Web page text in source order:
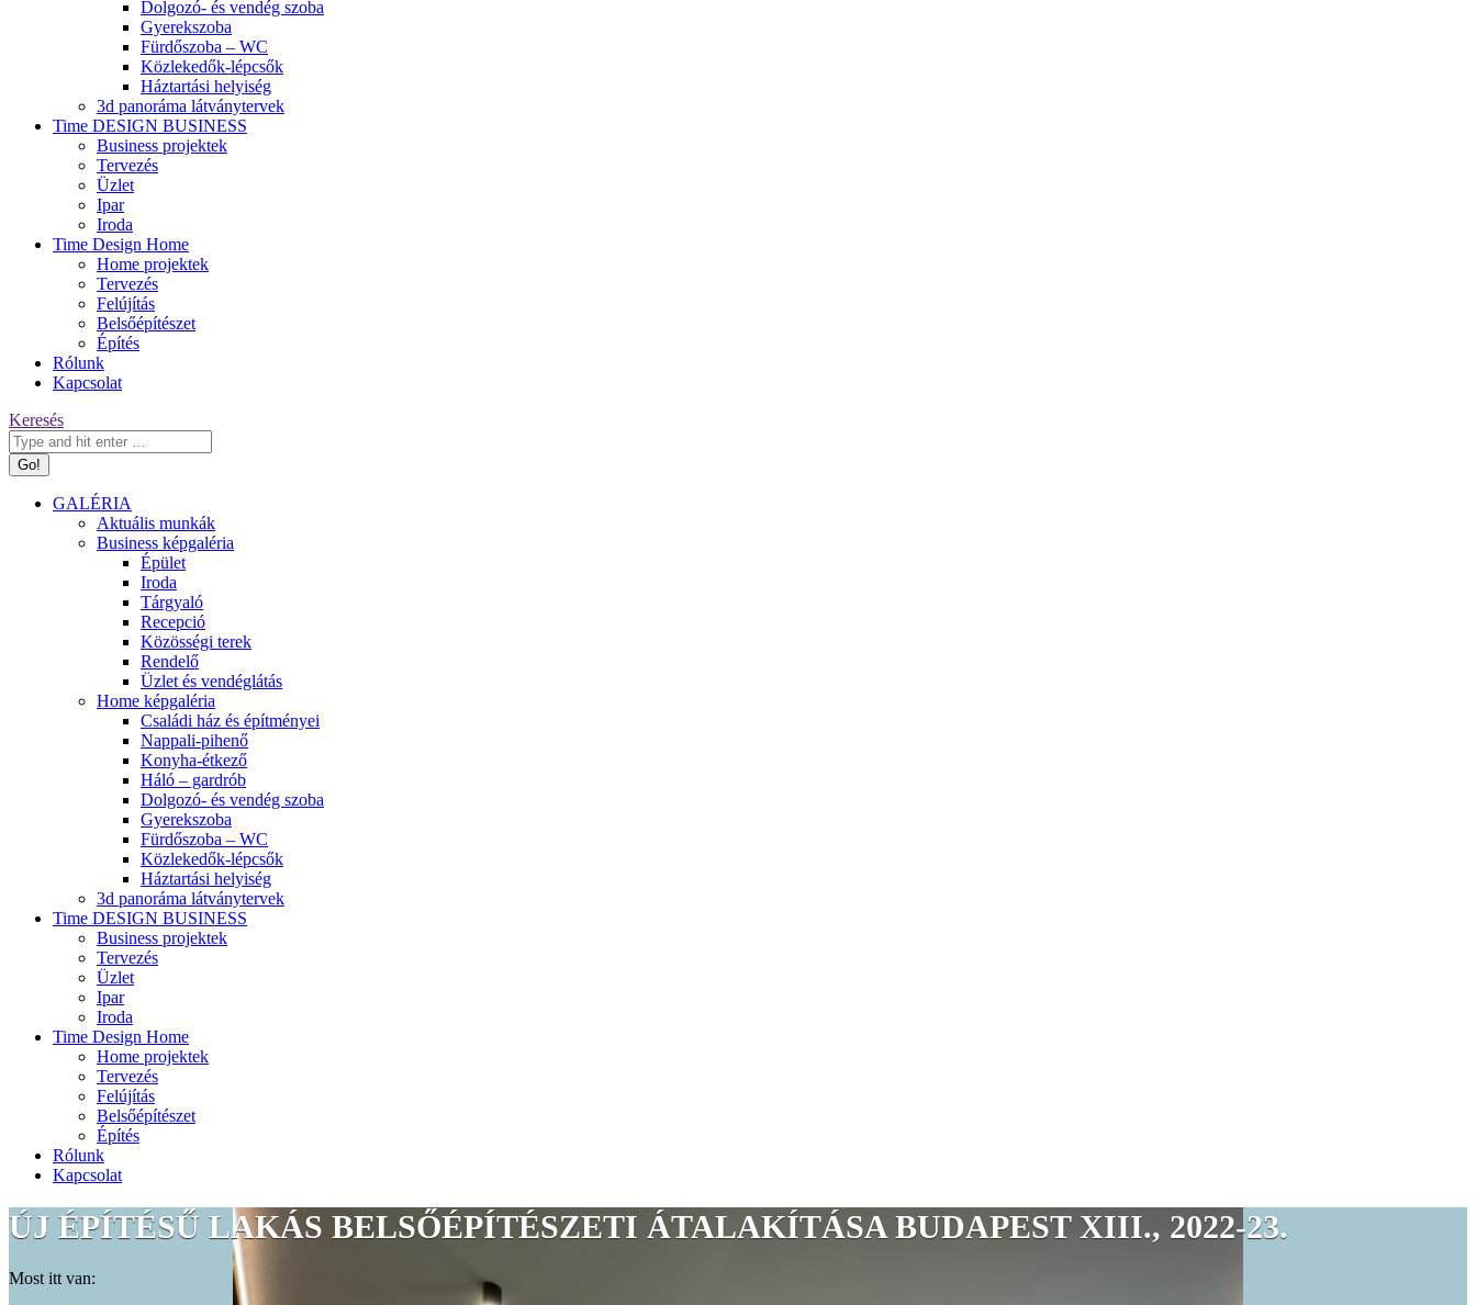
Dolgozó- és vendég szoba
Gyerekszoba
Fürdőszoba – WC
Közlekedők-lépcsők
Háztartási helyiség
3d panoráma látványtervek
Time DESIGN BUSINESS
Business projektek
Tervezés
Üzlet
Ipar
Iroda
Time Design Home
Home projektek
Tervezés
Felújítás
Belsőépítészet
Építés
Rólunk
Kapcsolat
Keresés:
Keresés
GALÉRIA
Aktuális munkák
Business képgaléria
Épület
Iroda
Tárgyaló
Recepció
Közösségi terek
Rendelő
Üzlet és vendéglátás
Home képgaléria
Családi ház és építményei
Nappali-pihenő
Konyha-étkező
Háló – gardrób
Dolgozó- és vendég szoba
Gyerekszoba
Fürdőszoba – WC
Közlekedők-lépcsők
Háztartási helyiség
3d panoráma látványtervek
Time DESIGN BUSINESS
Business projektek
Tervezés
Üzlet
Ipar
Iroda
Time Design Home
Home projektek
Tervezés
Felújítás
Belsőépítészet
Építés
Rólunk
Kapcsolat
ÚJ ÉPÍTÉSŰ LAKÁS BELSŐÉPÍTÉSZETI ÁTALAKÍTÁSA BUDAPEST XIII., 2022-23.
Most itt van: